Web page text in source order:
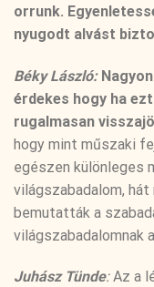
orrunk.
nyugodt alvást
Béky László:
érdekes hogy ha
rugalmasan
hogy mint műszaki
egészen különleges
világszabadalom,
bemutatták a
világszabadalomnak
Juhász Tünde:Az a